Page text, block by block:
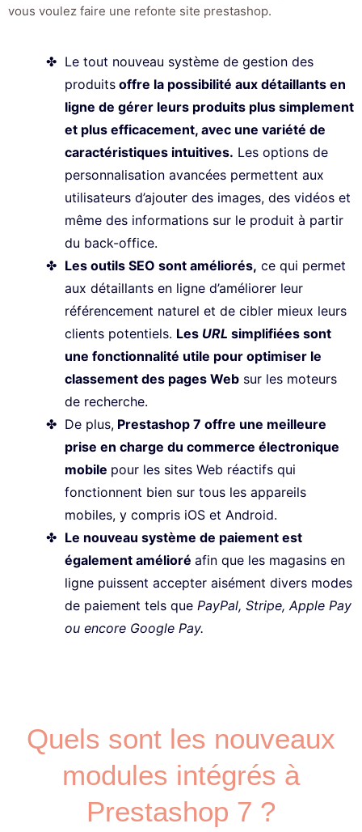
vous voulez faire une refonte site prestashop.
Le tout nouveau système de gestion des
produits offre la possibilité aux détaillants en
ligne de gérer leurs produits plus simplement
et plus efficacement, avec une variété de
caractéristiques intuitives. Les options de
personnalisation avancées permettent aux
utilisateurs d’ajouter des images, des vidéos et
même des informations sur le produit à partir
du back-office.
Les outils SEO sont améliorés, ce qui permet
aux détaillants en ligne d’améliorer leur
référencement naturel et de cibler mieux leurs
clients potentiels. Les URL simplifiées sont
une fonctionnalité utile pour optimiser le
classement des pages Web sur les moteurs
de recherche.
De plus, Prestashop 7 offre une meilleure
prise en charge du commerce électronique
mobile pour les sites Web réactifs qui
fonctionnent bien sur tous les appareils
mobiles, y compris iOS et Android.
Le nouveau système de paiement est
également amélioré afin que les magasins en
ligne puissent accepter aisément divers modes
de paiement tels que PayPal, Stripe, Apple Pay
ou encore Google Pay.
Quels sont les nouveaux
modules intégrés à
Prestashop 7 ?